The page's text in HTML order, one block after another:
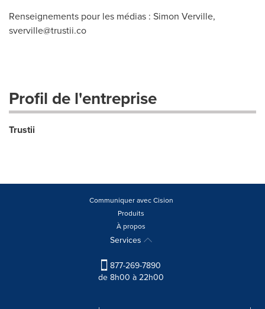
Renseignements pour les médias : Simon Verville,
sverville@trustii.co
Profil de l'entreprise
Trustii
Communiquer avec Cision
Produits
À propos
Services
877-269-7890
de 8h00 à 22h00